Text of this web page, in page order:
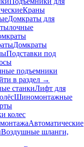
Краны
Домкраты для
Домкраты
Подставки под
подъемники
в раздел →
станкиЛифт для
Шиномонтажные
колес
Автоматические
Воздушные шланги,